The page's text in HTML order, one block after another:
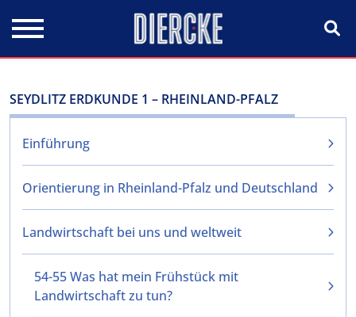
SEYDLITZ ERDKUNDE 1 – RHEINLAND-PFALZ
Einführung
Orientierung in Rheinland-Pfalz und Deutschland
Landwirtschaft bei uns und weltweit
54-55 Was hat mein Frühstück mit
Landwirtschaft zu tun?